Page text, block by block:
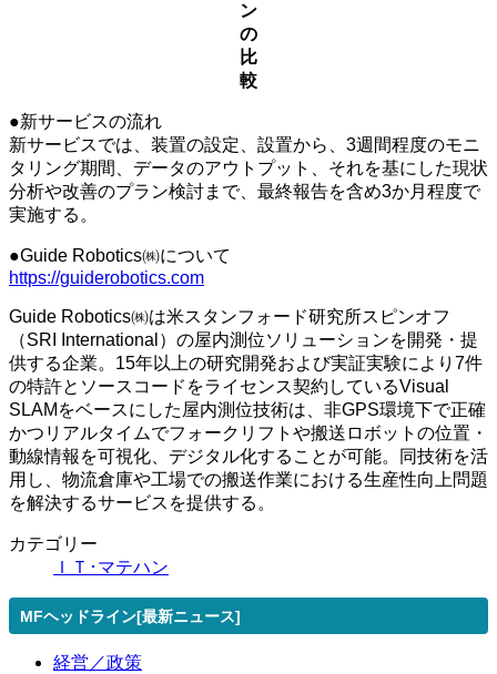
ン
の
比
較
●新サービスの流れ
新サービスでは、装置の設定、設置から、3週間程度のモニ
タリング期間、データのアウトプット、それを基にした現状
分析や改善のプラン検討まで、最終報告を含め3か月程度で
実施する。
●Guide Robotics㈱について
https://guiderobotics.com
Guide Robotics㈱は米スタンフォード研究所スピンオフ
（SRI International）の屋内測位ソリューションを開発・提
供する企業。15年以上の研究開発および実証実験により7件
の特許とソースコードをライセンス契約しているVisual
SLAMをベースにした屋内測位技術は、非GPS環境下で正確
かつリアルタイムでフォークリフトや搬送ロボットの位置・
動線情報を可視化、デジタル化することが可能。同技術を活
用し、物流倉庫や工場での搬送作業における生産性向上問題
を解決するサービスを提供する。
カテゴリー
ＩＴ･マテハン
MFヘッドライン[最新ニュース]
経営／政策